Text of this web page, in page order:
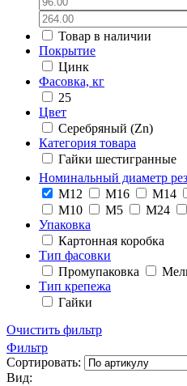
Товар в наличии
Покрытие
Цинк
Фасовка, кг
25
Цвет
Серебряный (Zn)
Категория товара
Гайки шестигранные
Номинальный диаметр
М12
М16 М14
М10
М5 М24
Упаковка
Картонная коробка
Тип фасовки
Промупаковка
Тип крепежа
Гайки
Очистить фильтр
Фильтр
Сортировать:
Вид: